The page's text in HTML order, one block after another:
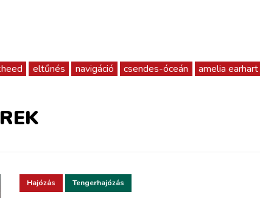
eltűnés navigáció csendes-óceán amelia earhart
Hajózás Tengerhajózás